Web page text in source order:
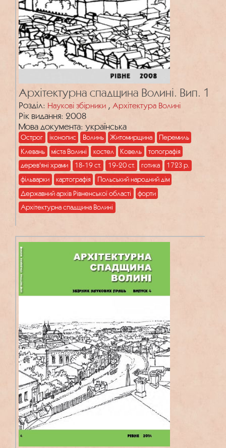
Архітектурна спадщина Волині. Вип. 1
Розділ: Наукові збірники , Архітектура Волині
Рік видання: 2008
Мова документа: українська
Острог іконопис Волинь Житомирщина
Перемиль
Клевань
міста Волині костел Ковель
топографія
дерев'яні храми
18-19 ст. 19-20 ст. готика
1723 р.
фільварки
картографія
Польський народний дім
Державний архів Рівненської області
форти
Архітектурна спадщина Волині